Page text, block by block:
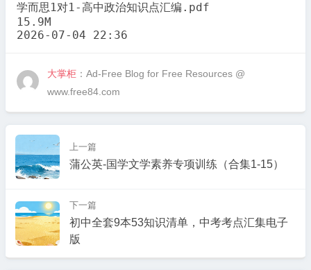
学而思1对1-高中政治知识点汇编.pdf
15.9M
2026-07-04 22:36
大掌柜 ：Ad-Free Blog for Free Resources @
www.free84.com
上一篇
蒲公英-国学文学素养专项训练（合集1-15）
下一篇
初中全套9本53知识清单，中考考点汇集电子
版